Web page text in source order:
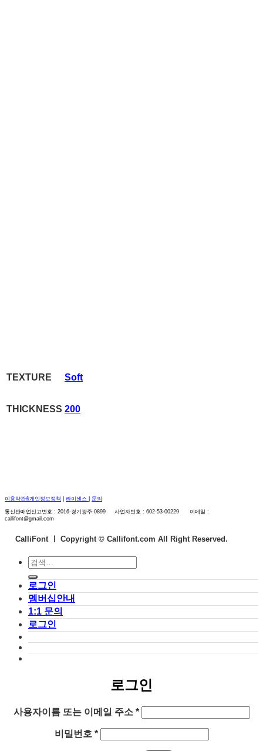
TEXTURE Soft
THICKNESS 200
이용약관&개인정보정책 라이센스 문의
통신판매업신고번호 : 2016-경기광주-0899 사업자번호 : 602-53-00229 이메일 :
callifont@gmail.com
CalliFont ㅣ Copyright © Callifont.com All Right Reserved.
검
색:
로그인
멤버십안내
1:1 문의
로그인
로그인
사용자이름 또는 이메일 주소 *필
목
비밀번호 *필